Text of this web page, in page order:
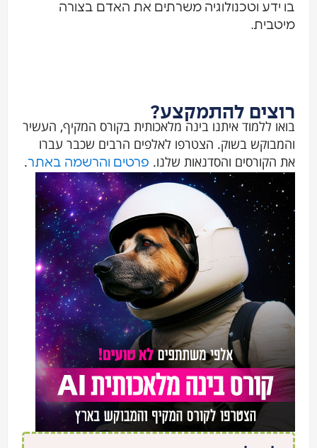
בו ידע וטכנולוגיה משרתים את האדם בצורה
מיטבית.
רוצים להתמקצע?
בואו ללמוד איתנו בינה מלאכותית בקורס המקיף, העשיר
והמבוקש בשוק. הצטרפו לאלפים הרבים שכבר עברו
את הקורסים והסדנאות שלנו. פרטים והרשמה באתר.